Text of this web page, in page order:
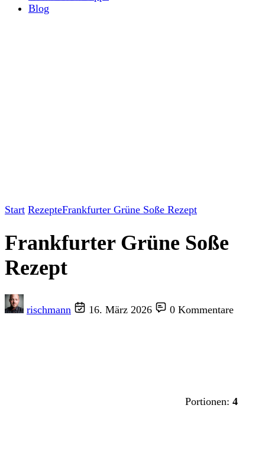
Blog
Start RezepteFrankfurter Grüne Soße Rezept
Frankfurter Grüne Soße
Rezept
rischmann 16. März 2026 0 Kommentare
Portionen: 4